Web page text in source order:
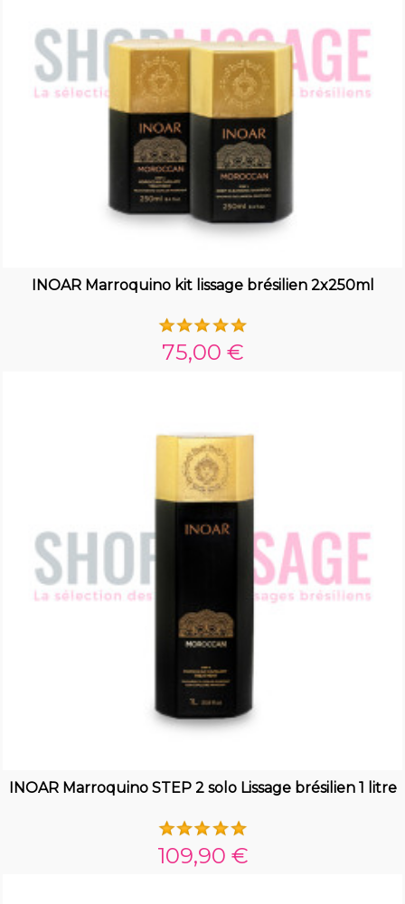
INOAR Marroquino kit lissage brésilien 2x250ml
75,00 €
INOAR Marroquino STEP 2 solo Lissage brésilien 1 litre
109,90 €